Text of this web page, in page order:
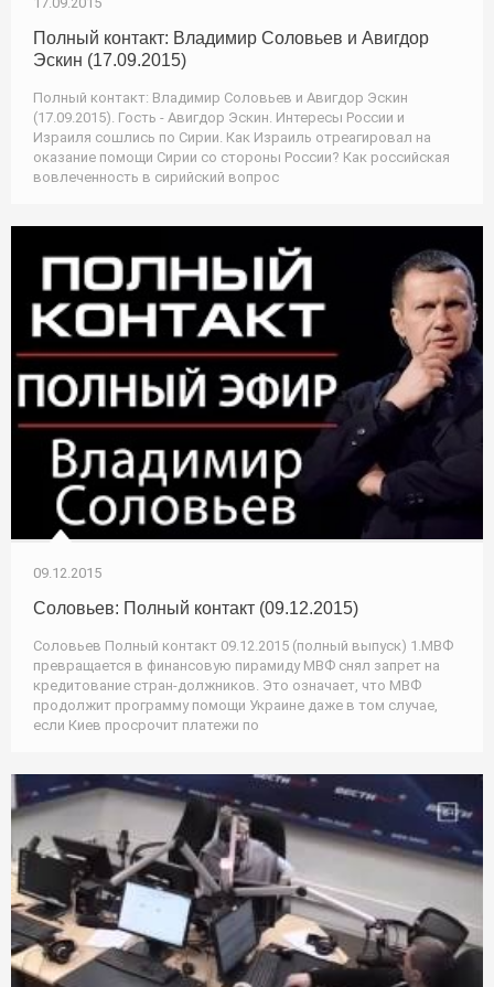
Полный контакт: Владимир Соловьев и Авигдор
Эскин (17.09.2015)
Полный контакт: Владимир Соловьев и Авигдор Эскин
(17.09.2015). Гость - Авигдор Эскин. Интересы России и
Израиля сошлись по Сирии. Как Израиль отреагировал на
оказание помощи Сирии со стороны России? Как российская
вовлеченность в сирийский вопрос
09.12.2015
Соловьев: Полный контакт (09.12.2015)
Соловьев Полный контакт 09.12.2015 (полный выпуск) 1.МВФ
превращается в финансовую пирамиду МВФ снял запрет на
кредитование стран-должников. Это означает, что МВФ
продолжит программу помощи Украине даже в том случае,
если Киев просрочит платежи по